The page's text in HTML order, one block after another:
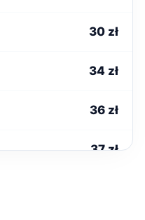
30 zł
34 zł
36 zł
37 zł